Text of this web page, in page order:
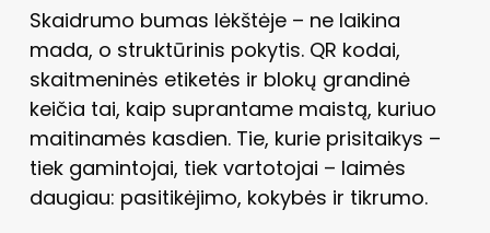
Skaidrumo bumas lėkštėje – ne laikina
mada, o struktūrinis pokytis. QR kodai,
skaitmeninės etiketės ir blokų grandinė
keičia tai, kaip suprantame maistą, kuriuo
maitinamės kasdien. Tie, kurie prisitaikys –
tiek gamintojai, tiek vartotojai – laimės
daugiau: pasitikėjimo, kokybės ir tikrumo.